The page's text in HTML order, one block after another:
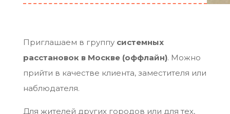
Приглашаем в группу системных
расстановок в Москве (оффлайн). Можно
прийти в качестве клиента, заместителя или
наблюдателя.
Для жителей других городов или для тех,